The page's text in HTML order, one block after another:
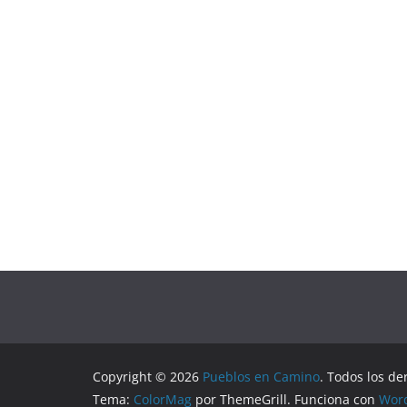
Copyright © 2026 Pueblos en Camino. Todos los
Tema: ColorMag por ThemeGrill. Funciona con